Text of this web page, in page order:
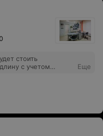
стоить
с учетом
Еще